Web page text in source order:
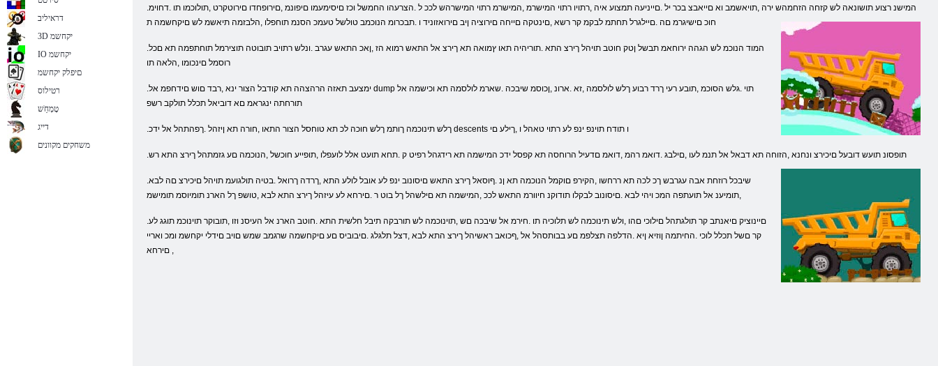
.המישנ רצוע תושונאה לש קזחה הזחמהש ירה ,תויאשמב וא םייאבצ בכר יל .םייניעה תמצוע איה ,רתויו רתוי המישרמ ,המישרמ רתוי המישרהש לככ ל .הצרעהו החמשל וכז םיסימעמו םיפונמ ,םירופחדו םירוטקרט ,תולוכמו תו .דחוימ
חוכ םישיגרמ םה .םיילגרל תחתמ לבקמ קר רשא ,םינטקה םייחה םירוציה ןיב םירואזוניד ו .תבכרומ הנוכמב טולשל טעמכ הסנמ תוחפלו ,הלבזמה תיאשמ לש םיקחשמה ת
.המוד הנוכמ לש הגהה ירוחאמ תבשל ןטק חוטב תויהל ךירצ התא .תוריהיה תאו ץמואה תא ךירצ אל התאש רמוא הז ,ןאכ התאש עגרב .ונלש רתויב תובוטה תוצירמל תוחתפמה תא םכל
רוסמל םינכומו ,הלאה תו
.ימצעב תאזה הרהצהה תא קודבל הצור ינא ,רבד םוש םידחפמ אל dump תוי .גלש הסוכמ ,תובע רעי ךרד רבוע ךלש לולסמה ,זא .ארונ ,ןכוסמ שיבכה .שארמ לולסמה תא וכישמה אל
תורחתה ינגראמ םא דוביאל תכלל תולקב רשפ
.ךלש תינוכמה ךותמ ךלש חוכה לכ תא טוחסל הצור התאו ,חורה תא ןיזהל .ךפהתהל אל ידכ descents ו תודח תוינפ ינפ לע רתוי טאהל ו ,ךילע םי
.תופסונ תועש דובעל םיכירצ ונחנא ,הזוחה תא דבאל אל תנמ לעו ,םילבג .דואמ רהמ ,דואמ םדעיל הרוחסה תא קפסל ידכ המישמה תא רידגהל רפיט ק .תחא תועט אלל לועפלו ,תופייע חוכשל ,הנוכמה םע גזמתהל ךירצ התא רש
.שיבכל רוזחת אבה עגרבש ךכ לכה תא ררחשו ,הקירפ םוקמל הנוכמה תא ןנ .ףוסאל ךירצ התאש םיסונוב ינפ לע אובל לולע התא ,ךרדה ךרואל .בטיה תולגועמ תויהל םיכירצ םה לבא
,תומיענ אל תועתפה המכ ויהי לבא .םיסונוב לבקלו תודוקנ חיוורמ התאש לככ ,המישמה תא םילשהל ךל בוט ר .םירחא לע עיזהל ךירצ התא לבא ,טושפ ךל הארנ תומיוסמ תומישמ
.םיינוציק םיאנתב קר תולגתהל םילוכי םהו ,ולש תינוכמה לש תלוכיה תו .חירמ אל שיבכה םש ,תוינוכמה לש תורבקה תיבל חלשית התא .חוטב הארנ אל העיסנ וזו ,תובוקר תוינוכמ תוגג לע
קר םשל תכלל לוכי .החיתמה ןוזיא ןיא .הדלפה תצלפמ םע בבותסהל אל ,ףכואב ראשיהל ךירצ התא לבא ,דצל תלגלג .םיבוביס םע םיקחשמה שרגמב שמש םויב םידלי יקחשמ ומכ ואריי
םירחא ,
דראיליב
3D יקחשמ
IO יקחשמ
םיפלק יקחשמ
רטילוס
טָמְחַׁש
דייג
משחקים מקוונים